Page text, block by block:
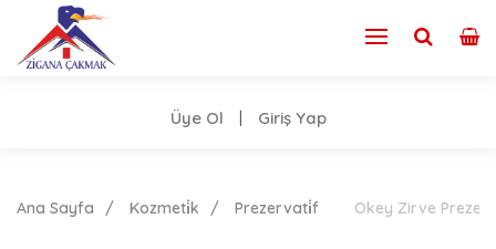
Üye Ol Giriş Yap
Ana Sayfa Kozmeti̇k Prezervati̇f Okey Zirve